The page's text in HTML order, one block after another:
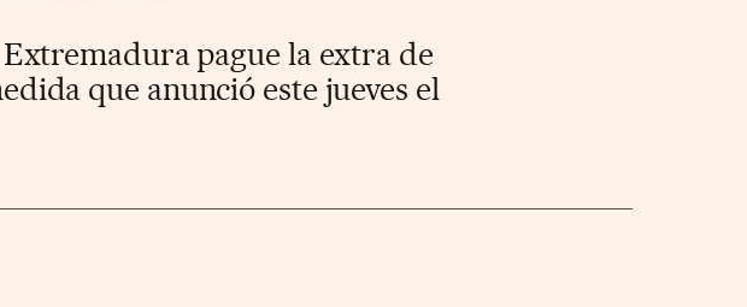
pague la extra de
que anunció este jueves el